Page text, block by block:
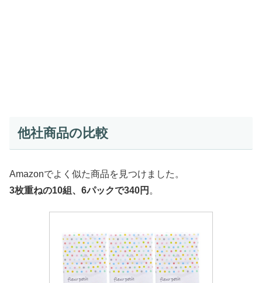
他社商品の比較
Amazonでよく似た商品を見つけました。
3枚重ねの10組、6パックで340円 。